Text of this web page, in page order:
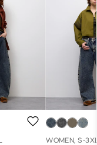
WOMEN, S-